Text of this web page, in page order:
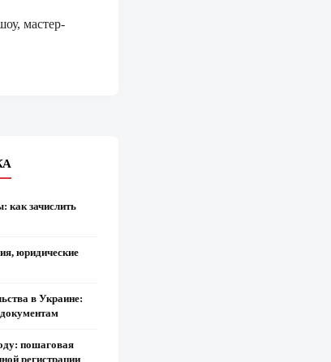
мастер-
как зачислить
юридические
в Украине:
пошаговая
регистрации